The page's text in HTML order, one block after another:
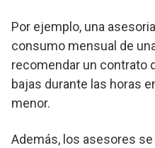
Por ejemplo, una
consumo mensual de
recomendar un contrato
bajas durante las horas
menor.
Además, los asesores